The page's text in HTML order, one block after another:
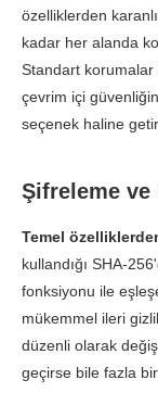
özelliklerden
kadar her alanda
Standart korumalar
çevrim içi
seçenek haline
Şifreleme
Temel
kullandığı SHA-
fonksiyonu ile
mükemmel ileri
düzenli olarak
geçirse bile fazla